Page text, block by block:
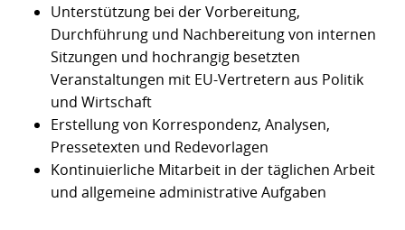
Unterstützung bei der Vorbereitung,
Durchführung und Nachbereitung von internen
Sitzungen und hochrangig besetzten
Veranstaltungen mit EU-Vertretern aus Politik
und Wirtschaft
Erstellung von Korrespondenz, Analysen,
Pressetexten und Redevorlagen
Kontinuierliche Mitarbeit in der täglichen Arbeit
und allgemeine administrative Aufgaben